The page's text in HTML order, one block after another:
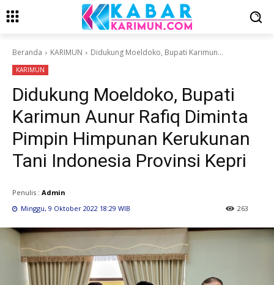
Beranda KARIMUN Didukung Moeldoko, Bupati Karimun...
KARIMUN
Didukung Moeldoko, Bupati
Karimun Aunur Rafiq Diminta
Pimpin Himpunan Kerukunan
Tani Indonesia Provinsi Kepri
Penulis : Admin
Minggu, 9 Oktober 2022 18:29 WIB
263